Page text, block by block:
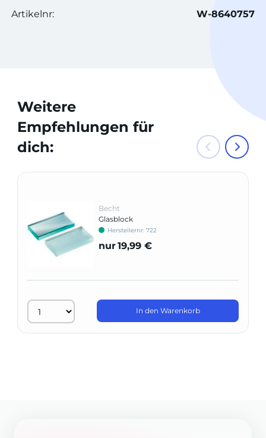
Artikelnr: W-8640757
Weitere
Empfehlungen für
dich:
Becht
Glasblock
Herstellernr: 722
nur19,99 €
In den Warenkorb